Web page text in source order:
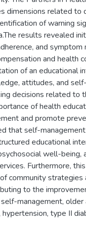
dimensions related to
of warning
results revealed
and
and health
of an educational
attitudes, and
decisions related to
of health
and promote
that self-
educational
well-being,
Furthermore,
community
to the
management, older
hypertension, type II